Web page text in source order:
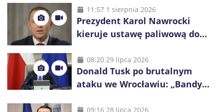
zostałaby zestrzelona”
11:57 1 sierpnia 2026
Prezydent Karol Nawrocki
kieruje ustawę paliwową do
Ostrzega przed podwyżkami
08:20 29 lipca 2026
Donald Tusk po brutalnym
ataku we Wrocławiu: „Bandyci
09:16 28 lipca 2026